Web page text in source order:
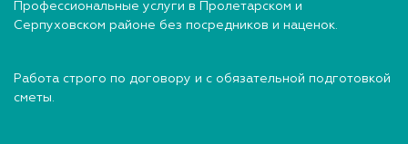
Профессиональные услуги в Пролетарском и
Серпуховском районе без посредников и наценок.
Работа строго по договору и с обязательной подготовкой
сметы.